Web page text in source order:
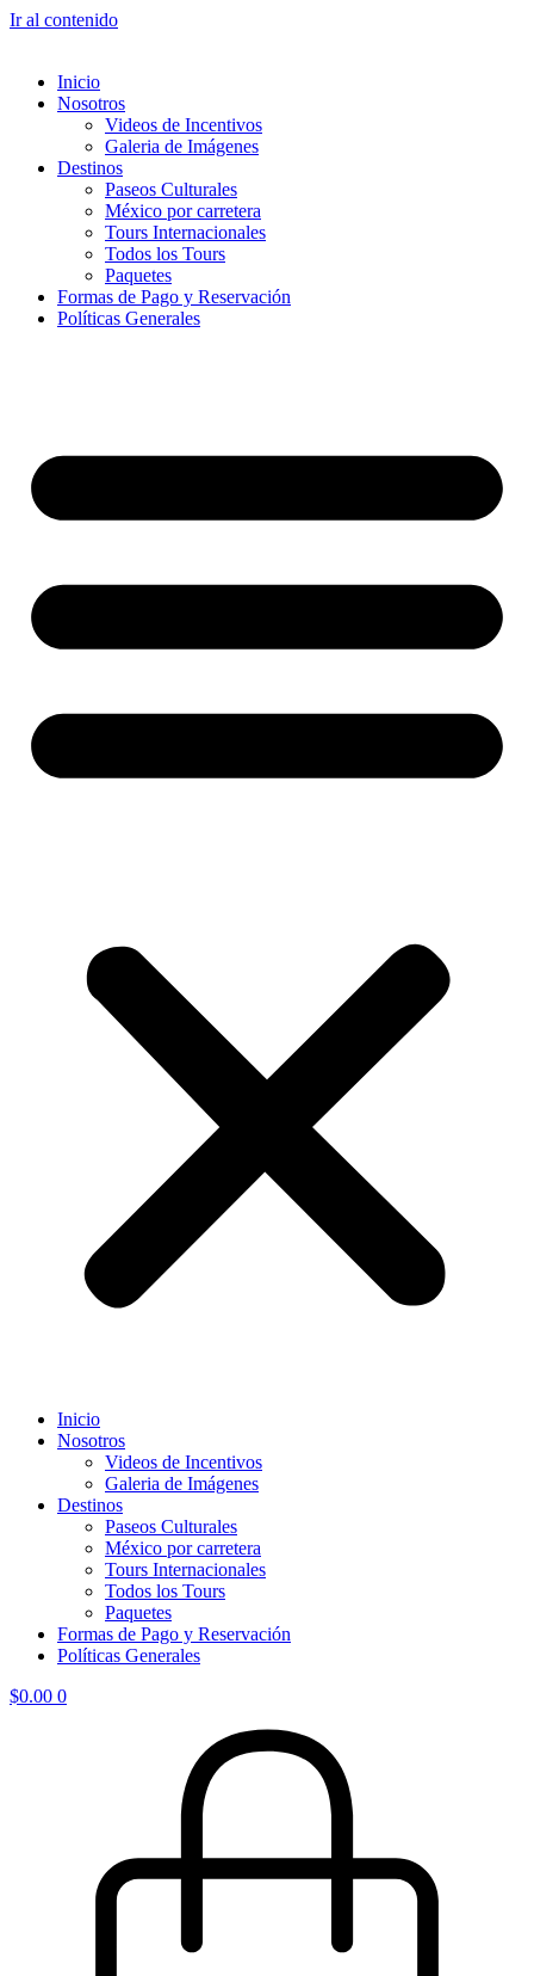
Ir al contenido
Inicio
Nosotros
Videos de Incentivos
Galeria de Imágenes
Destinos
Paseos Culturales
México por carretera
Tours Internacionales
Todos los Tours
Paquetes
Formas de Pago y Reservación
Políticas Generales
Inicio
Nosotros
Videos de Incentivos
Galeria de Imágenes
Destinos
Paseos Culturales
México por carretera
Tours Internacionales
Todos los Tours
Paquetes
Formas de Pago y Reservación
Políticas Generales
$0.00 0